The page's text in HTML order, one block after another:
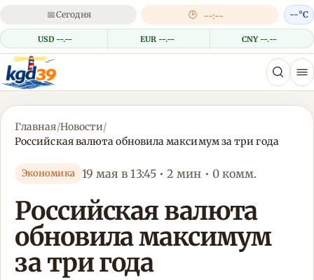
📅Сегодня 🕒 --:--
USD --.-- EUR --.-- CNY --.--
--°C
Главная/Новости/
Российская валюта обновила максимум за три года
Экономика 19 мая в 13:45 • 2 мин • 0 комм.
Российская валюта
обновила максимум
за три года